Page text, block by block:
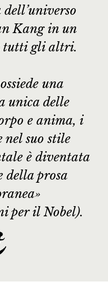
Kang in un
tutti gli altri.
una
unica delle
e anima, i
suo stile
è diventata
della prosa
per il Nobel).